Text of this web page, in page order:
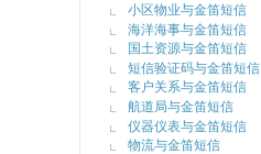
小区物业与金笛短信
海洋海事与金笛短信
国土资源与金笛短信
短信验证码与金笛短信
客户关系与金笛短信
航道局与金笛短信
仪器仪表与金笛短信
物流与金笛短信